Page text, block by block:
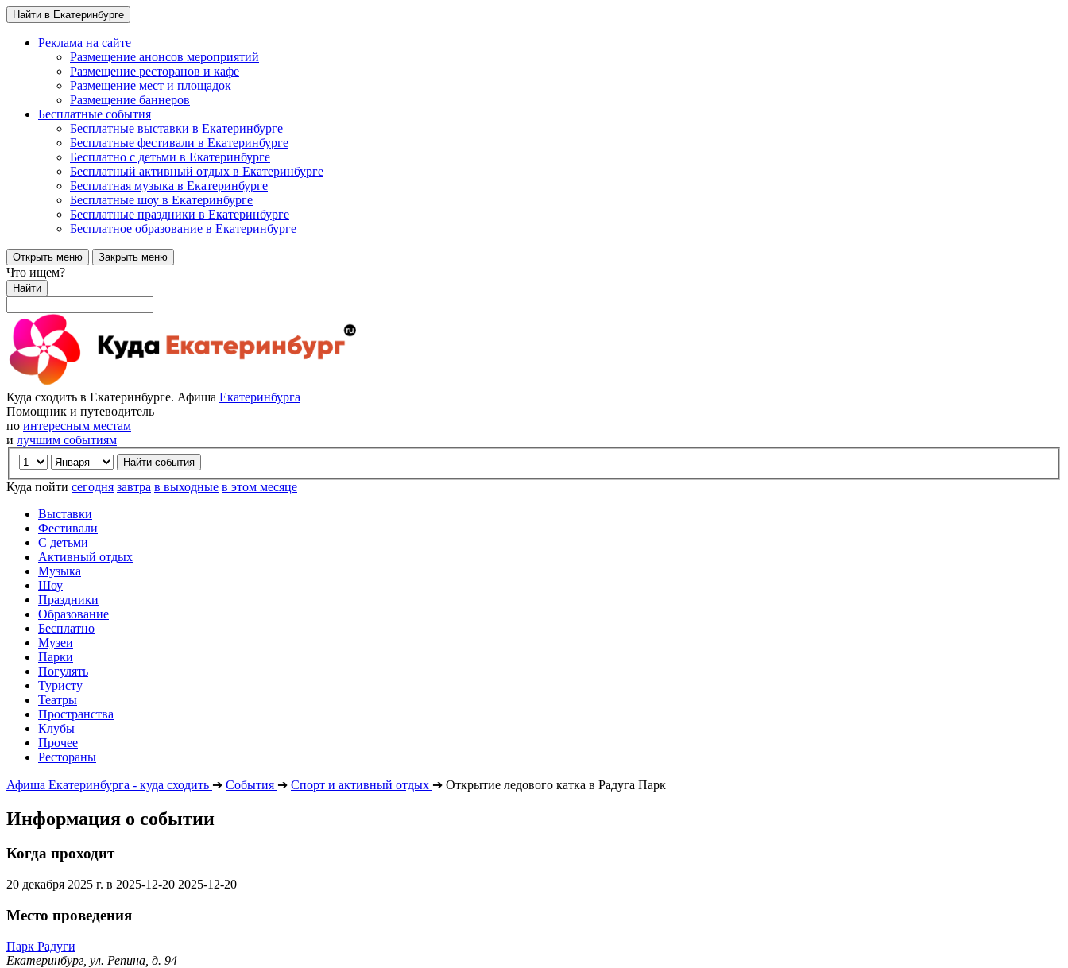
Найти в Екатеринбурге
Реклама на сайте
Размещение анонсов мероприятий
Размещение ресторанов и кафе
Размещение мест и площадок
Размещение баннеров
Бесплатные события
Бесплатные выставки в Екатеринбурге
Бесплатные фестивали в Екатеринбурге
Бесплатно с детьми в Екатеринбурге
Бесплатный активный отдых в Екатеринбурге
Бесплатная музыка в Екатеринбурге
Бесплатные шоу в Екатеринбурге
Бесплатные праздники в Екатеринбурге
Бесплатное образование в Екатеринбурге
Открыть меню Закрыть меню
Что ищем?
Найти
Куда сходить в Екатеринбурге. Афиша Екатеринбурга
Помощник и путеводитель
по интересным местам
и лучшим событиям
Куда пойти сегодня завтра в выходные в этом месяце
Выставки
Фестивали
С детьми
Активный отдых
Музыка
Шоу
Праздники
Образование
Бесплатно
Музеи
Парки
Погулять
Туристу
Театры
Пространства
Клубы
Прочее
Рестораны
Афиша Екатеринбурга - куда сходить ➔ События ➔ Спорт и активный отдых ➔ Открытие ледового катка в Радуга Парк
Информация о событии
Когда проходит
20 декабря 2025 г. в 2025-12-20 2025-12-20
Место проведения
Парк Радуги
Екатеринбург, ул. Репина, д. 94